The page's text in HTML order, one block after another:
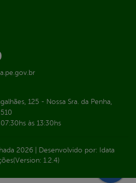
125 - Nossa Sra. da Penha,
às 13:30hs
2026 Desenvolvido por: Idata
(Version: 1.2.4)